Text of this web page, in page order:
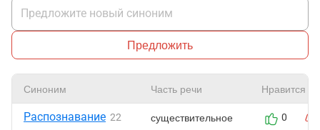
Предложить
Синоним Часть речи Нравится
Распознавание 22 существительное 0